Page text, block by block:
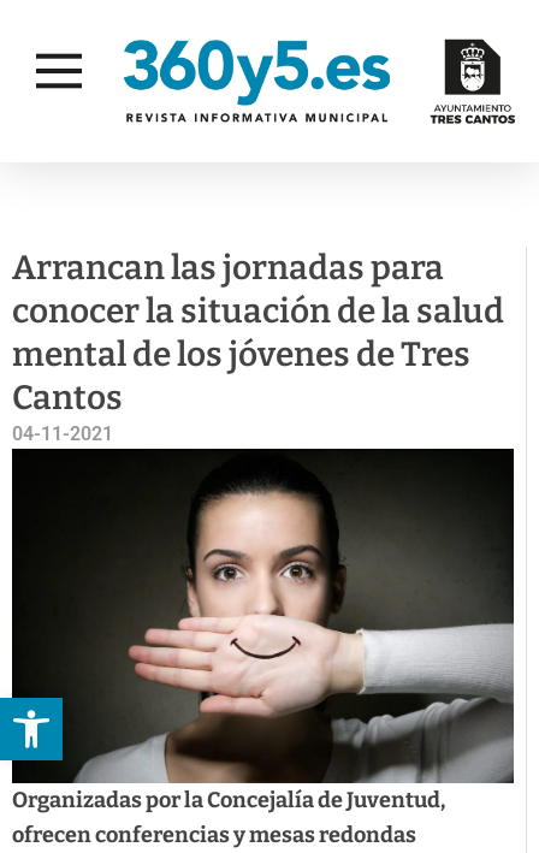
Abrir barra de herramientas
Arrancan las jornadas para
conocer la situación de la salud
mental de los jóvenes de Tres
Cantos
04-11-2021
Organizadas por la Concejalía de Juventud,
ofrecen conferencias y mesas redondas